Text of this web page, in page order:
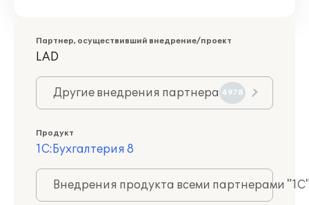
Партнер, осуществивший внедрение/проект
LAD
Другие внедрения партнера 4978
Продукт
1С:Бухгалтерия 8
Внедрения продукта всеми партнерами